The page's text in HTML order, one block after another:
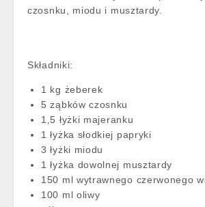
czosnku, miodu i musztardy.
Składniki:
1 kg żeberek
5 ząbków czosnku
1,5 łyżki majeranku
1 łyżka słodkiej papryki
3 łyżki miodu
1 łyżka dowolnej musztardy
150 ml wytrawnego czerwonego
100 ml oliwy